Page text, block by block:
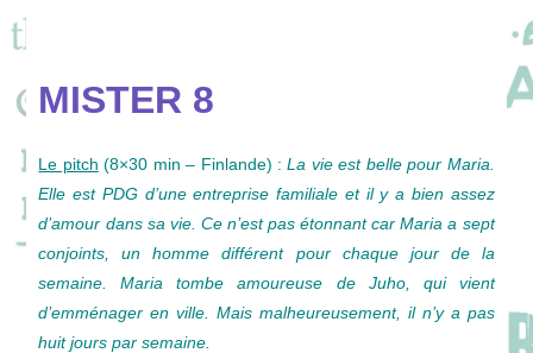
MISTER 8
Le pitch (8×30 min – Finlande) :La vie est belle pour Maria.
Elle est PDG d’une entreprise familiale et il y a bien assez
d’amour dans sa vie. Ce n’est pas étonnant car Maria a sept
conjoints, un homme différent pour chaque jour de la
semaine. Maria tombe amoureuse de Juho, qui vient
d’emménager en ville. Mais malheureusement, il n’y a pas
huit jours par semaine.